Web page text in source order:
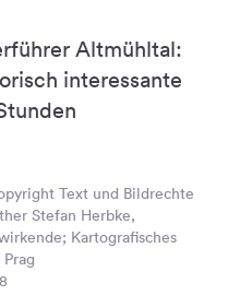
Altmühltal:
interessante
Text und Bildrechte
Stefan Herbke,
Kartografisches